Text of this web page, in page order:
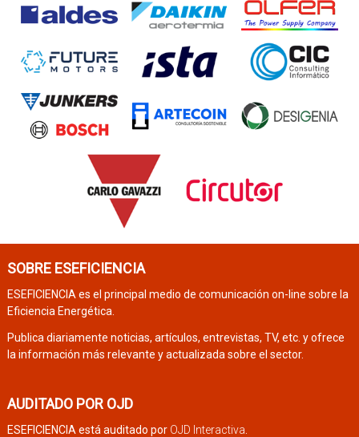
SOBRE ESEFICIENCIA
ESEFICIENCIA es el principal medio de comunicación on-line sobre la
Eficiencia Energética.
Publica diariamente noticias, artículos, entrevistas, TV, etc. y ofrece
la información más relevante y actualizada sobre el sector.
AUDITADO POR OJD
ESEFICIENCIA está auditado por OJD Interactiva